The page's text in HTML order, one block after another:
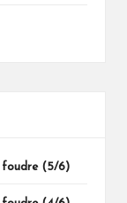
foudre (5/6)